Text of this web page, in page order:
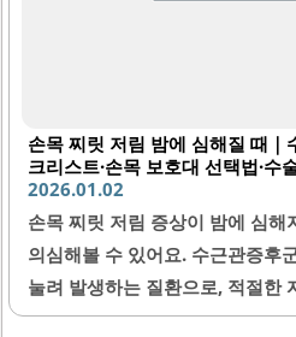
손목 찌릿 저림 밤에 심해질 때｜
크리스트·손목 보호대 선택법·수
2026.01.02
손목 찌릿 저림 증상이 밤에 심해
의심해볼 수 있어요. 수근관증후
눌려 발생하는 질환으로, 적절한
요. 이 글에서는 수근관증후군의